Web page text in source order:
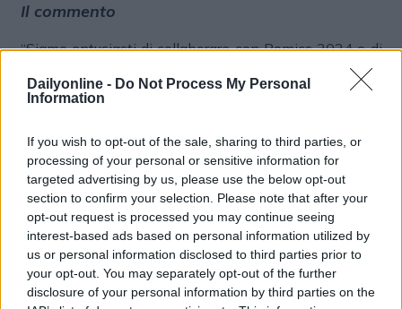
Dailyonline - Do Not Process My Personal
Information
If you wish to opt-out of the sale, sharing to third parties, or
processing of your personal or sensitive information for
targeted advertising by us, please use the below opt-out
section to confirm your selection. Please note that after your
opt-out request is processed you may continue seeing
interest-based ads based on personal information utilized by
us or personal information disclosed to third parties prior to
your opt-out. You may separately opt-out of the further
disclosure of your personal information by third parties on the
Il commento
“Siamo entusiasti di collaborare con Romics 2024 e di
portare la nostra passione per la cultura popolare e i
fumetti direttamente agli ascoltatori di Radio Kiss Kiss
partnership ci permetterà di raggiungere un pubblico
ancora più ampio e di condividere l’entusiasmo per
Romics 2024 con tutti i nostri ascoltatori” .
RADIO